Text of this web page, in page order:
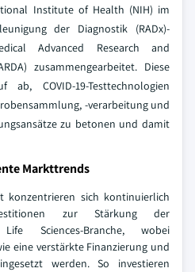
Institute of Health (NIH) im
der Diagnostik (RADx)-
Advanced Research and
zusammengearbeitet. Diese
COVID-19-Testtechnologien
-verarbeitung und
zu betonen und damit
Markttrends
konzentrieren sich kontinuierlich
zur Stärkung der
Sciences-Branche, wobei
eine verstärkte Finanzierung und
werden. So investieren